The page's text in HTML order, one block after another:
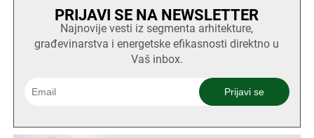
PRIJAVI SE NA NEWSLETTER
Najnovije vesti iz segmenta arhitekture,
građevinarstva i energetske efikasnosti direktno u
Vaš inbox.